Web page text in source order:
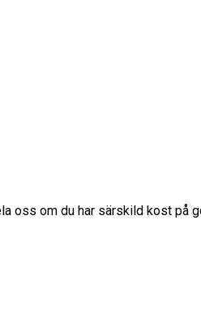
oss om du har särskild kost på